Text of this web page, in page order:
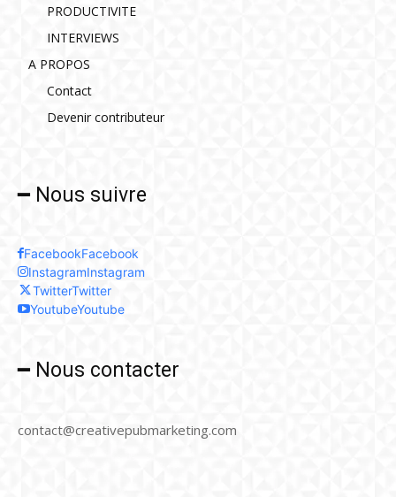
PRODUCTIVITE
INTERVIEWS
A PROPOS
Contact
Devenir contributeur
━ Nous suivre
FacebookFacebook
InstagramInstagram
TwitterTwitter
YoutubeYoutube
━ Nous contacter
contact@creativepubmarketing.com